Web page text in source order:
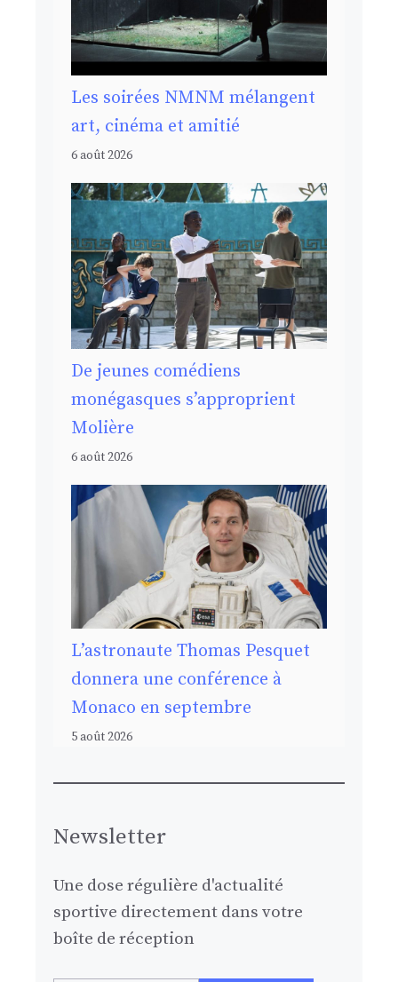
Les soirées NMNM mélangent
art, cinéma et amitié
6 août 2026
De jeunes comédiens
monégasques s’approprient
Molière
6 août 2026
L’astronaute Thomas Pesquet
donnera une conférence à
Monaco en septembre
5 août 2026
Newsletter
Une dose régulière d'actualité
sportive directement dans votre
boîte de réception